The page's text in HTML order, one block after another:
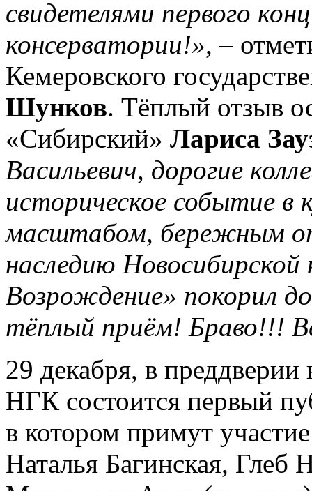
свидетелями первого
консерватории!», –
Кемеровского
Шунков. Тёплый отзыв
«Сибирский» Лариса
Васильевич, дорогие
историческое событие
масштабом, бережным
наследию
Возрождение» покорил
тёплый приём! Браво!!!
29 декабря, в
НГК состоится первый
в котором примут
Наталья Багинская,